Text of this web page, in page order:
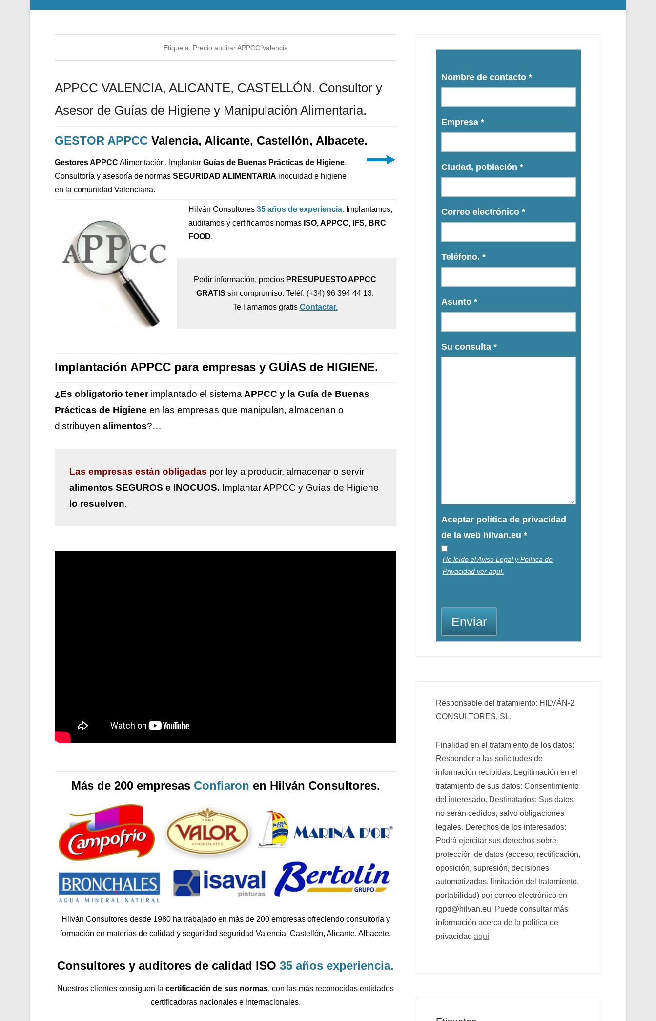
Etiqueta: Precio auditar APPCC Valencia
APPCC VALENCIA, ALICANTE, CASTELLÓN. Consultor y
Asesor de Guías de Higiene y Manipulación Alimentaria.
GESTOR APPCC Valencia, Alicante, Castellón, Albacete.
Gestores APPCC Alimentación. Implantar Guías de Buenas Prácticas de Higiene.
Consultoría y asesoría de normas SEGURIDAD ALIMENTARIA inocuidad e higiene
en la comunidad Valenciana.
Hilván Consultores 35 años de experiencia. Implantamos,
auditamos y certificamos normas ISO, APPCC, IFS, BRC
FOOD.
Pedir información, precios PRESUPUESTO APPCC
GRATIS sin compromiso. Teléf: (+34) 96 394 44 13.
Te llamamos gratis Contactar.
Implantación APPCC para empresas y GUÍAS de HIGIENE.
¿Es obligatorio tener implantado el sistema APPCC y la Guía de Buenas
Prácticas de Higiene en las empresas que manipulan, almacenan o
distribuyen alimentos?…
Las empresas están obligadas por ley a producir, almacenar o servir
alimentos SEGUROS e INOCUOS. ImplantarAPPCC y Guías de Higiene
lo resuelven.
Más de 200 empresas Confiaron en Hilván Consultores.
Hilván Consultores desde 1980 ha trabajado en más de 200 empresas ofreciendo consultoría y
formación en materias de calidad y seguridad seguridad Valencia, Castellón, Alicante, Albacete.
Consultores y auditores de calidad ISO 35 años experiencia.
Nuestros clientes consiguen la certificación de sus normas, con las más reconocidas entidades
certificadoras nacionales e internacionales.
Nombre de contacto *
Empresa *
Ciudad, población *
Correo electrónico *
Teléfono. *
Asunto *
Su consulta *
Aceptar política de privacidad
de la web hilvan.eu *
He leído el Aviso Legal y Política de
Privacidad ver aquí.
Enviar
Responsable del tratamiento: HILVÁN-2
CONSULTORES, SL.
Finalidad en el tratamiento de los datos:
Responder a las solicitudes de
información recibidas. Legitimación en el
tratamiento de sus datos: Consentimiento
del interesado. Destinatarios: Sus datos
no serán cedidos, salvo obligaciones
legales. Derechos de los interesados:
Podrá ejercitar sus derechos sobre
protección de datos (acceso, rectificación,
oposición, supresión, decisiones
automatizadas, limitación del tratamiento,
portabilidad) por correo electrónico en
rgpd@hilvan.eu. Puede consultar más
información acerca de la política de
privacidad aquí